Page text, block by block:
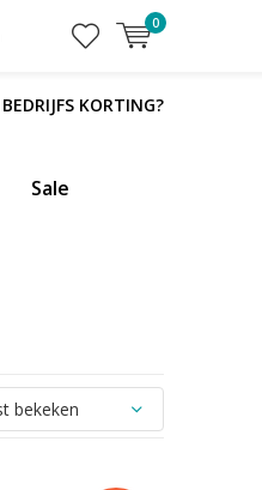
0
BEDRIJFS KORTING?
Sale